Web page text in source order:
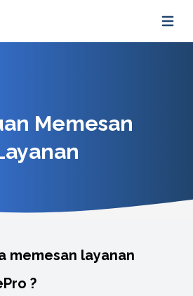
Open
Memesan
memesan layanan
?